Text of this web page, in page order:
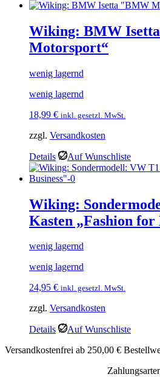
Wiking: BMW
Motorsport“
wenig lagernd
wenig lagernd
18,99 € inkl. gesetzl. MwSt.
zzgl. Versandkosten
Details Auf Wunschliste
Wiking:
Kasten „Fashion for
wenig lagernd
wenig lagernd
24,95 € inkl. gesetzl. MwSt.
zzgl. Versandkosten
Details
Auf Wunschliste
Versandkostenfrei ab 250,00 €